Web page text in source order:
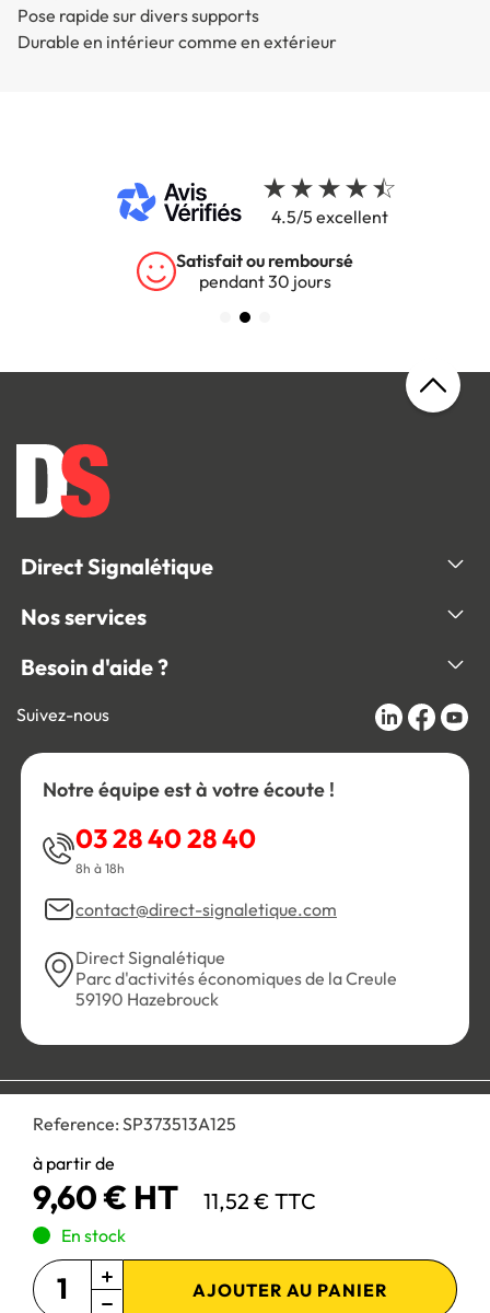
Reference: SP373513A125
à partir de
9,60 € HT 11,52 € TTC
En stock
AJOUTER AU PANIER
Pose rapide sur divers supports
Durable en intérieur comme en extérieur
4.5/5 excellent
Satisfait ou remboursé
pendant 30 jours
Direct Signalétique
Nos services
Besoin d'aide ?
Suivez-nous
Notre équipe est à votre écoute !
03 28 40 28 40
8h à 18h
contact@direct-signaletique.com
Direct Signalétique
Parc d'activités économiques de la Creule
59190 Hazebrouck
Personnaliser les cookies
Paiement 100% sécurisé :
Site réservé aux professionnels